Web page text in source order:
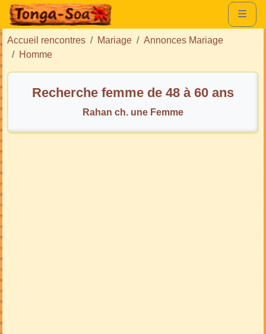
Accueil rencontres Mariage
Annonces Mariage
Homme
Recherche femme de 48 à 60 ans
Rahan ch. une Femme